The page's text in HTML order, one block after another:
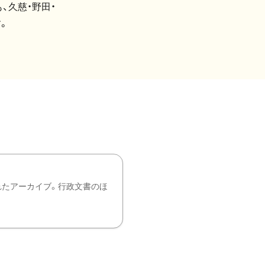
慈・野田・
アーカイブ。行政文書のほ